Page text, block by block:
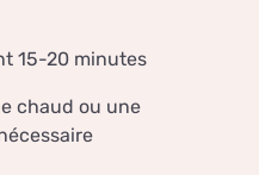
15-20 minutes
chaud ou une